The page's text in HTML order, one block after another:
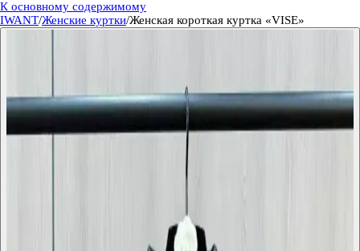
К основному содержимому
IWANT/Женские куртки/Женская короткая куртка «VISE»